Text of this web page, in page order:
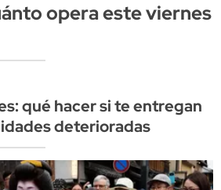
opera este viernes
qué hacer si te entregan
deterioradas